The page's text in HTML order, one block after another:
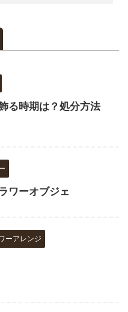
る時期は？処分方法
ワーオブジェ
ーアレンジ